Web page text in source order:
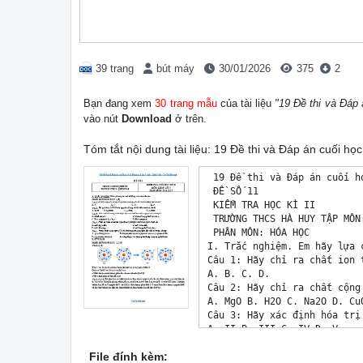
39 trang bút máy 30/01/2026 375 2
Bạn đang xem30 trang mẫucủa tài liệu "19 Đề thi và Đáp
vào nút Download ở trên.
Tóm tắt nội dung tài liệu: 19 Đề thi và Đáp án cuối
19 Đề thi và Đáp án cuối học kì 2 Hóa học Lớp 7 sách Cánh Diều - DeThiHay.net
 ĐỀ SỐ 11
 KIỂM TRA HỌC KÌ II 
 TRƯỜNG THCS HÀ HUY TẬP MÔN: KHOA HỌC TỰ NHIÊN
 PHÂN MÔN: HÓA HỌC
I. Trắc nghiệm. Em hãy lựa chọn phương án đúng nhất.
Câu 1: Hãy chỉ ra chất ion trong các chất sau: 
A. B. C. D.
Câu 2: Hãy chỉ ra chất cộng hóa trị trong các chất sau: 
A. MgO B. H2O C. Na2O D. CuO
Câu 3: Hãy xác định hóa trị của nguyên tố P trong hợp chất diphosphorus pentoxide P2O5: 
A. II B. III C. IV D. V
Câu 4: CTHH của Aluminium Sulfate (tạo bởi nguyên tố Al và nhóm nguyên tử (SO4): 
A. AL2(SO4)3 B. A2(SO4)3 C. Al2(SO4)3 D. Al2(SO)3
II. Tự luận
Câu 5: (1,5 điểm)
A. (0,5 điểm) Viết CTHH của hợp chất tạo bởi các nguyên tố Potassium và oxygen. Tính KLPT của hợp 
chất đó?
(K = 39; O = 16)
B. (1,0 điểm) Xác định CTHH tạo bởi các nguyên tố Fe và O. Biết trong hợp chất chứa 70% là Fe. Hợp 
chất có KLPT 160 amu. 
 DeThiHay.net 19 Đề thi và Đáp án cuối học kì 2 Hóa học Lớp 7 sách Cánh Diều - DeThiHay.net
 HƯỚNG DẪN CHẤM 
I - Trắc nghiệm
Mỗi câu đúng được 0,25 điểm
 1 2 3 4
 C D A B
II - Tự luận
 Câu hỏi Đáp án Điểm
 5 A. CTHH: K2O 0,25đ
 KLPT K2O: 39.2 + 16 = 94 (amu) 0,25đ
 B. CTDC: FexOy
 %O = 100% - %Fe = 100% - 70% = 30% 0,25đ
 KLPTFe O .%Fe 160.70 0,25đ
 x x y 2
 KLNTFe.100% 56.100
 0,25đ
 KLPTFe O .%O 160.30
 y x y 3
 KLNTO.100% 16.100
 0,25đ
 CTHH: Fe2O3
 DeThiHay.net 19 Đề thi và Đáp án cuối học kì 2 Hóa học Lớp 7 sách Cánh Diều - DeThiHay.net
 ĐỀ SỐ 12
 KIỂM TRA CUỐI HỌC KỲ II
 PHÒNG GDĐT ĐẠI LỘC
 Môn: KHOA HỌC TỰ NHIÊN – Lớp 7
 TRƯỜNG THCS KIM ĐỒNG
 PHÂN MÔN: HÓA HỌC
A. TRẮC NGHIỆM: 
Chọn phương án trả lời đúng rồi ghi ra giấy làm bài: Ví dụ: 1 - A, 2 - B, 
Câu 1. Nhóm nguyên tố nào còn có tên gọi khác là “nhóm Halogen”?
A. Nhóm IA. B. Nhóm VIIIA. C. Nhóm IIA. D. Nhóm VIIA.
Câu 2. Cho mô hình phân tử của khí Ozone như sau:
Khí Ozone là đơn chất hay hợp chất?
A. Đơn chất. B. Hợp chất. C. Tùy điều kiện. D. Chưa xác định được.
Câu 3. Nguyên tử nguyên tố nào sau đây có 8 electron ở lớp ngoài cùng?
A. He (Z = 2). B. Ne (Z = 10). C. Na (Z = 11). D. O (Z = 8).
Câu 4. Khi tham gia tạo liên hết với 3 nguyên tử H (Z = 1), 1 nguyên tử N (Z = 7) sẽ
A. nhường 3 electron cho các nguyên tử H.
B. nhận thêm 3 electron từ các nguyên tử H.
C. góp chung 3 electron để tạo nên 3 cặp electron dùng chung. 
D. không góp chung electron với các nguyên tử H.
Câu 5. Muối ăn là một hợp chất ion. Phát biểu nào sau đây là đúng khi nói về tính chất của muối ăn?
A. là chất lỏng, vị mặn, khó nóng chảy và khó bay hơi.
B. là chất rắn, có vị mặn, khó nóng chảy và dễ bay hơi.
C. là chất khí, khó nóng chảy, khi tan trong nước tạo thành dung dịch dẫn được điện.
D. là chất rắn, khó nóng chảy, khó bay hơi, khi tan trong nước tạo thành dung dịch dẫn được điện.
B. TỰ LUẬN.
Cho số hiệu nguyên tử và khối lượng nguyên tử của một vài nguyên tố trong bảng sau:
 Nguyên tố hóa học H C N O S Cl Ca
 Số hiệu nguyên tử 1 6 7 8 16 17 20
 Khối lượng nguyên tử (amu) 1 12 14 16 32 35,5 40
Câu 6. (1,25 điểm) Phân tích một mẫu khí thải từ một nhà máy, người ta tìm ra được các chất khí sau:
 STT Tên chất Thành phần nguyên tố
 1 Ammonia N + 3H
 2 Carbonic C + 2 O
 3 Ozone 3 O
 DeThiHay.net 19 Đề thi và Đáp án cuối học kì 2 Hóa học Lớp 7 sách Cánh Diều - DeThiHay.net
 4 Nitrogen. 2N
 5 Hydrogen sulfide 2H + S
Em
File đính kèm: